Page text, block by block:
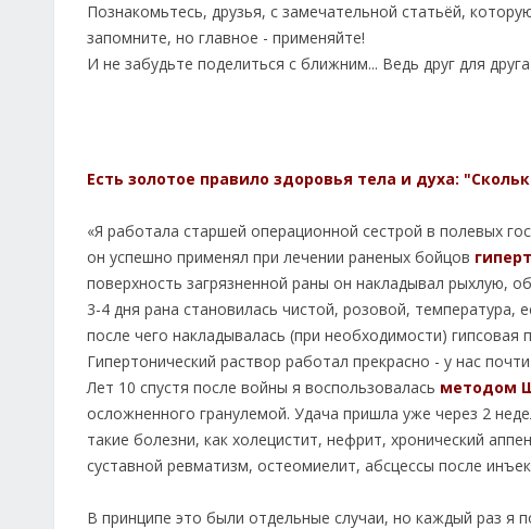
Познакомьтесь, друзья, с замечательной статьёй,
запомните, но главное - применяйте!
И не забудьте поделиться с ближним... Ведь друг для
Есть золотое правило здоровья тела и духа:
«Я работала старшей операционной сестрой в полевых
он успешно применял при лечении раненых бойцов
поверхность загрязненной раны он накладывал рыхлую,
3-4 дня рана становилась чистой, розовой,
после чего накладывалась (при необходимости)
Гипертонический раствор работал прекрасно - у нас
Лет 10 спустя после войны я воспользовалась методом
осложненного гранулемой. Удача пришла уже через 2
такие болезни, как холецистит, нефрит, хронический
суставной ревматизм, остеомиелит, абсцессы после
В принципе это были отдельные случаи, но каждый раз